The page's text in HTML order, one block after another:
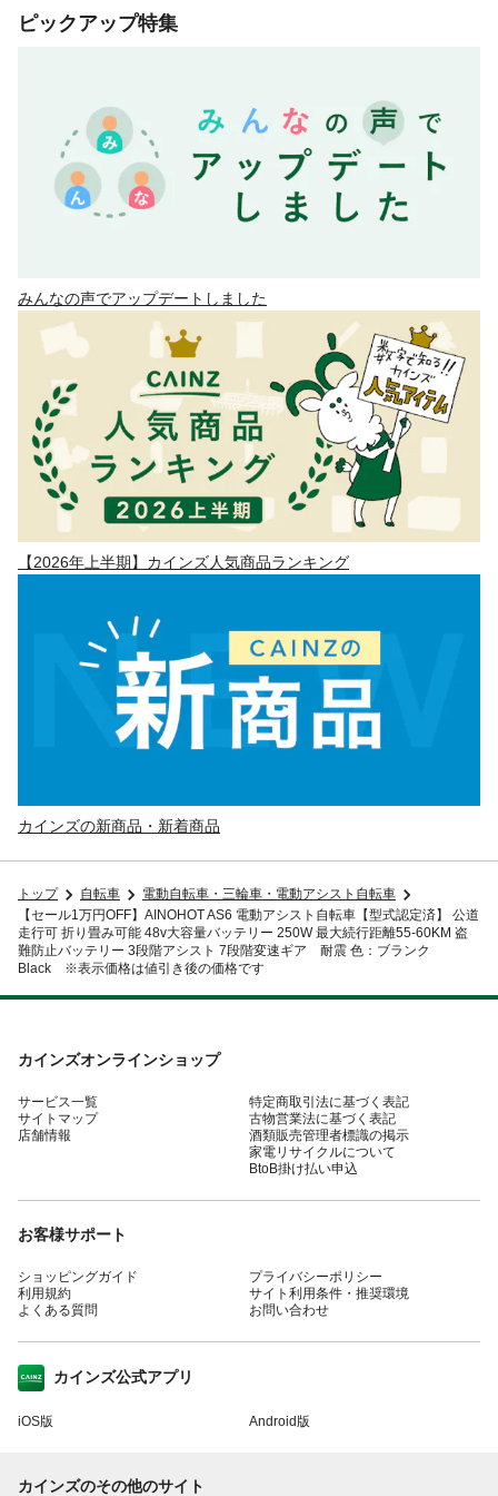
ピックアップ特集
みんなの声でアップデートしました
【2026年上半期】カインズ人気商品ランキング
カインズの新商品・新着商品
トップ 自転車
電動自転車・三輪車・電動アシスト自転車
【セール1万円OFF】AINOHOT AS6 電動アシスト自転車【型式認定済】 公道
走行可 折り畳み可能 48v大容量バッテリー 250W 最大続行距離55-60KM 盗
難防止バッテリー 3段階アシスト 7段階変速ギア 耐震 色：ブランク
Black ※表示価格は値引き後の価格です
カインズオンラインショップ
サービス一覧
サイトマップ
店舗情報
特定商取引法に基づく表記
古物営業法に基づく表記
酒類販売管理者標識の掲示
家電リサイクルについて
BtoB掛け払い申込
お客様サポート
ショッピングガイド
利用規約
よくある質問
プライバシーポリシー
サイト利用条件・推奨環境
お問い合わせ
カインズ公式アプリ
iOS版 Android版
カインズのその他のサイト